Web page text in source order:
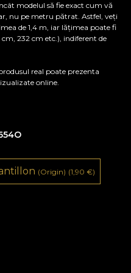
modelul să fie exact cum vă
nu pe metru pătrat. Astfel, veți
de 1,4 m, iar lățimea poate fi
232 cm etc.), indiferent de
real poate prezenta
online.
(Origin) (1,90€)